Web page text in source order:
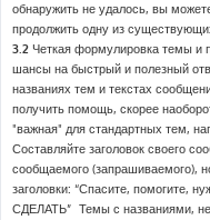
обнаружить не удалось, вы
продолжить одну из
3.2 Четкая формулировка темы и
шансы на быстрый и полезный
названиях тем и текстах
получить помощь, скорее
"важная" для стандартных тем,
Составляйте заголовок своего
сообщаемого
заголовки: “Спасите, помогите,
СДЕЛАТЬ” Темы с названиями,